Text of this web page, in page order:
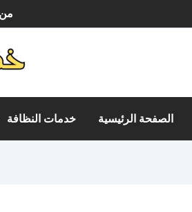
الصفحة الرئيسية خدمات النظافة